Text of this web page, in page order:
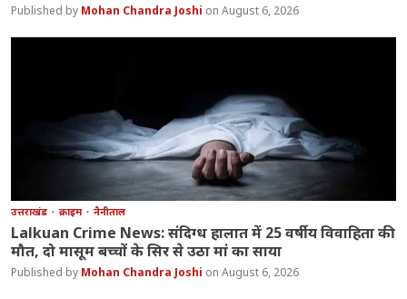
Mohan Chandra Joshi August 6, 2026
उत्तराखंड क्राइम नैनीताल
Lalkuan Crime News: संदिग्ध हालात में 25 वर्षीय विवाहिता की
मौत, दो मासूम बच्चों के सिर से उठा मां का साया
Mohan Chandra Joshi August 6, 2026